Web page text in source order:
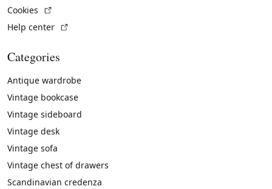
Cookies
Help center
Categories
Antique wardrobe
Vintage bookcase
Vintage sideboard
Vintage desk
Vintage sofa
Vintage chest of drawers
Scandinavian credenza